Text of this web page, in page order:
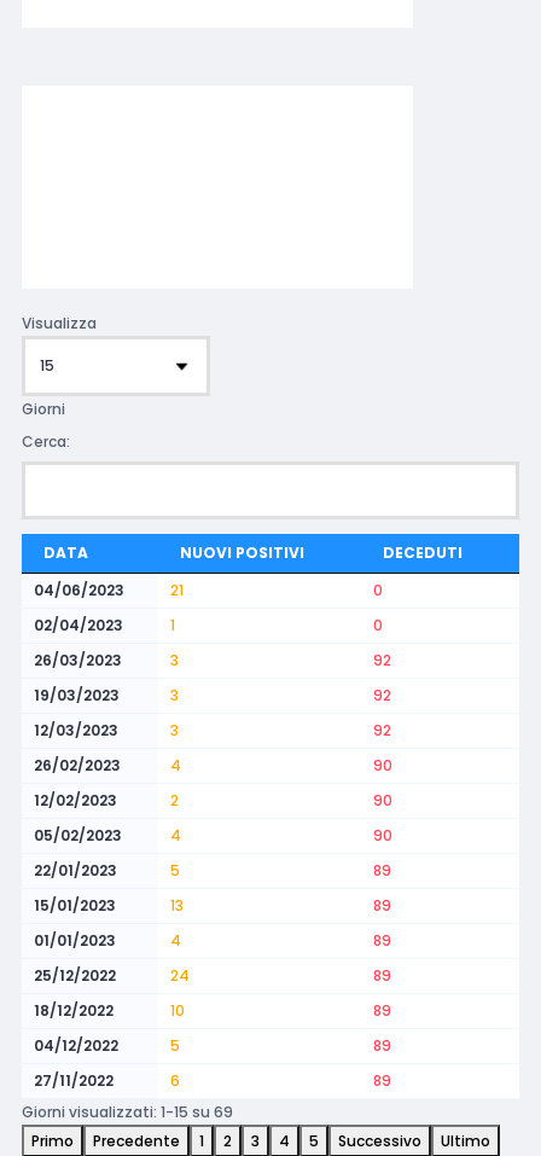
Visualizza
Giorni
Cerca:
DATA NUOVI POSITIVI
DECEDUTI
04/06/2023
21
0
02/04/2023
1
0
26/03/2023
3
92
19/03/2023
3
92
12/03/2023
3
92
26/02/2023
4
90
12/02/2023
2
90
05/02/2023
4
90
22/01/2023
5
89
15/01/2023
13
89
01/01/2023
4
89
25/12/2022
24
89
18/12/2022
10
89
04/12/2022
5
89
27/11/2022
6
89
Giorni visualizzati: 1-15 su 69
Primo
Precedente 1 2 3 4 5 Successivo Ultimo